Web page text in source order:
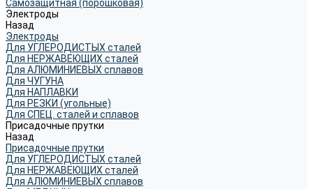
Самозащитная (порошковая)
Электроды
Назад
Электроды
Для УГЛЕРОДИСТЫХ сталей
Для НЕРЖАВЕЮЩИХ сталей
Для АЛЮМИНИЕВЫХ сплавов
Для ЧУГУНА
Для НАПЛАВКИ
Для РЕЗКИ (угольные)
Для СПЕЦ. сталей и сплавов
Присадочные прутки
Назад
Присадочные прутки
Для УГЛЕРОДИСТЫХ сталей
Для НЕРЖАВЕЮЩИХ сталей
Для АЛЮМИНИЕВЫХ сплавов